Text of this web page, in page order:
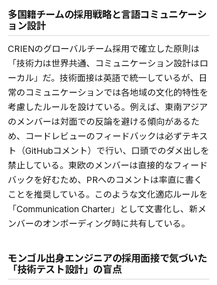
多国籍チームの採用戦略と言語コミュニケーシ
ョン設計
CRIENのグローバルチーム採用で確立した原則は
「技術力は世界共通、コミュニケーション設計はロ
ーカル」だ。技術面接は英語で統一しているが、日
常のコミュニケーションでは各地域の文化的特性を
考慮したルールを設けている。例えば、東南アジア
のメンバーは対面での反論を避ける傾向があるた
め、コードレビューのフィードバックは必ずテキス
ト（GitHubコメント）で行い、口頭でのダメ出しを
禁止している。東欧のメンバーは直接的なフィード
バックを好むため、PRへのコメントは率直に書く
ことを推奨している。このような文化適応ルールを
「Communication Charter」として文書化し、新メ
ンバーのオンボーディング時に共有している。
モンゴル出身エンジニアの採用面接で気づいた
「技術テスト設計」の盲点